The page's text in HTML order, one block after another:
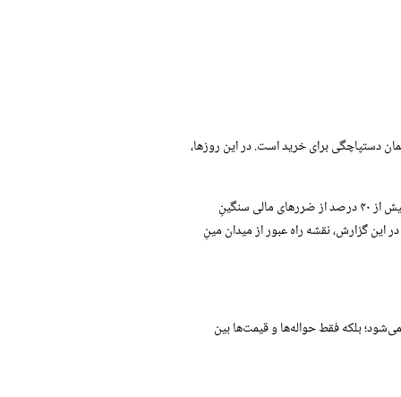
دستپاچگی برای خرید است. در این روزها،
اما واقعیت تلخ این است: در روزهای جنگی و پرالتهاب، خطرِ "نخریدن"، بسیار کمتر از خطرِ "اشتباه خریدن" است. آمارها نشان می‌دهد بیش از ۴۰ درصد از ضررهای مالی سنگینِ
این گزارش، نقشه راه عبور از میدان مینِ
بلکه فقط حواله‌ها و قیمت‌ها بین